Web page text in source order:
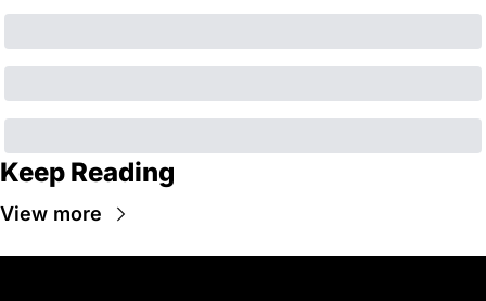
Keep Reading
View more